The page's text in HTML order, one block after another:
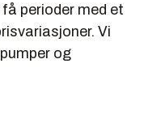
perioder med et
Vi
og